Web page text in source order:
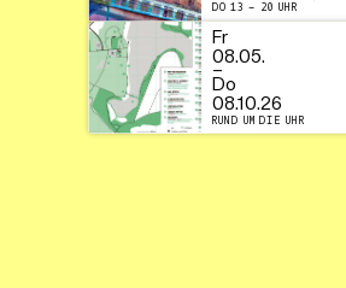
DO 13 – 20 UHR
Fr
08.05.
–
Do
08.10.26
RUND UM DIE UHR